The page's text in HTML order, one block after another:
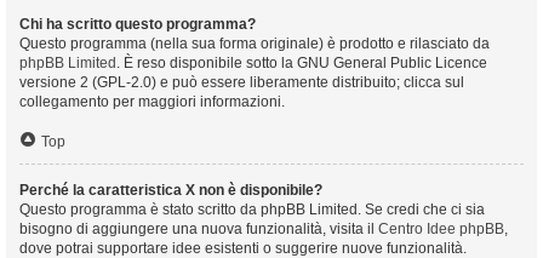
Chi ha scritto questo programma?
Questo programma (nella sua forma originale) è prodotto e rilasciato da
phpBB Limited . È reso disponibile sotto la GNU General Public Licence
versione 2 (GPL-2.0) e può essere liberamente distribuito; clicca sul
collegamento per maggiori informazioni.
Top
Perché la caratteristica X non è disponibile?
Questo programma è stato scritto da phpBB Limited. Se credi che ci sia
bisogno di aggiungere una nuova funzionalità, visita il Centro Idee phpBB,
dove potrai supportare idee esistenti o suggerire nuove funzionalità.